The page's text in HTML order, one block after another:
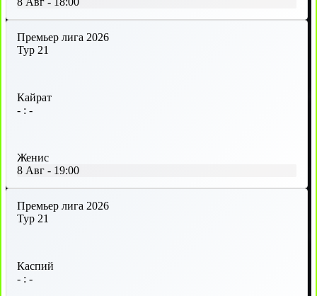
Премьер лига 2026
Тур 21
Кайрат
- : -
Женис
8 Авг - 19:00
Премьер лига 2026
Тур 21
Каспий
- : -